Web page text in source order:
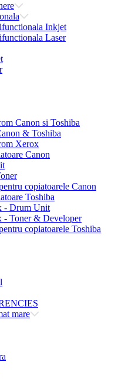
Inkjet
Laser
Canon si Toshiba
& Toshiba
Xerox
Canon
copiatoarele Canon
Toshiba
- Drum Unit
- Toner & Developer
copiatoarele Toshiba
mare